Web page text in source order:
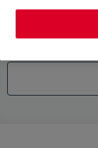
111 €